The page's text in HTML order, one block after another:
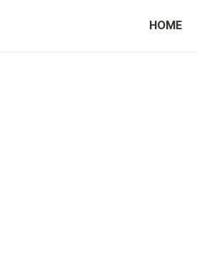
HOME
광고 등록 방법